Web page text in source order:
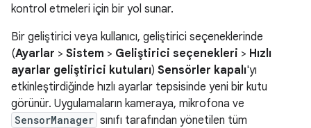
kontrol etmeleri için bir yol sunar.
Bir geliştirici veya kullanıcı, geliştirici seçeneklerinde
(Ayarlar > Sistem > Geliştirici seçenekleri > Hızlı
ayarlar geliştirici kutuları) Sensörler kapalı'yı
etkinleştirdiğinde hızlı ayarlar tepsisinde yeni bir kutu
görünür. Uygulamaların kameraya, mikrofona ve
SensorManager sınıfı tarafından yönetilen tüm